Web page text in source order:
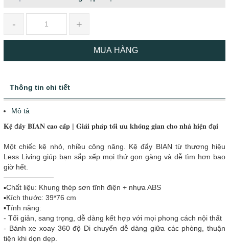
- +
MUA HÀNG
Thông tin chi tiết
Mô tả
𝐊𝐞̣̂ đ𝐚̂̉𝐲 𝐁𝐈𝐀𝐍 𝐜𝐚𝐨 𝐜𝐚̂́𝐩 | 𝐆𝐢𝐚̉𝐢 𝐩𝐡𝐚́𝐩 𝐭𝐨̂́𝐢 𝐮̛𝐮 𝐤𝐡𝐨̂𝐧𝐠 𝐠𝐢𝐚𝐧 𝐜𝐡𝐨 𝐧𝐡𝐚̀ 𝐡𝐢𝐞̣̂𝐧 đ𝐚̣𝐢
Một chiếc kệ nhỏ, nhiều công năng. Kệ đẩy BIAN từ thương hiệu
Less Living giúp bạn sắp xếp mọi thứ gọn gàng và dễ tìm hơn bao
giờ hết.
———————
▪️Chất liệu: Khung thép sơn tĩnh điện + nhựa ABS
▪️Kích thước: 39*76 cm
▪️Tính năng:
- Tối giản, sang trọng, dễ dàng kết hợp với mọi phong cách nội thất
- Bánh xe xoay 360 độ Di chuyển dễ dàng giữa các phòng, thuận
tiện khi dọn dẹp.